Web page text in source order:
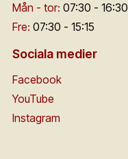
Mån - tor: 07:30 - 16:30
Fre: 07:30 - 15:15
Sociala medier
Facebook
YouTube
Instagram